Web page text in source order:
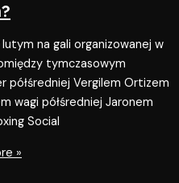
na gali organizowanej w
tymczasowym
półśredniej Vergilem Ortizem
wagi półśredniej Jaronem
Social
»